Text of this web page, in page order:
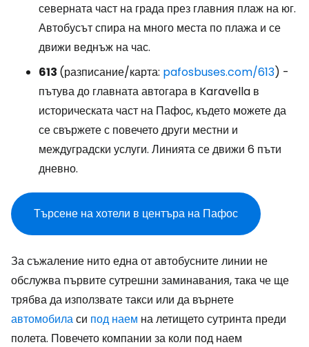
северната част на града през главния плаж на юг.
Автобусът спира на много места по плажа и се
движи веднъж на час.
613 (разписание/карта: pafosbuses.com/613) -
пътува до главната автогара в Karavella в
историческата част на Пафос, където можете да
се свържете с повечето други местни и
междуградски услуги. Линията се движи 6 пъти
дневно.
Търсене на хотели в центъра на Пафос
За съжаление нито една от автобусните линии не
обслужва първите сутрешни заминавания, така че ще
трябва да използвате такси или да върнете
автомобиласи под наем на летището сутринта преди
полета. Повечето компании за коли под наем